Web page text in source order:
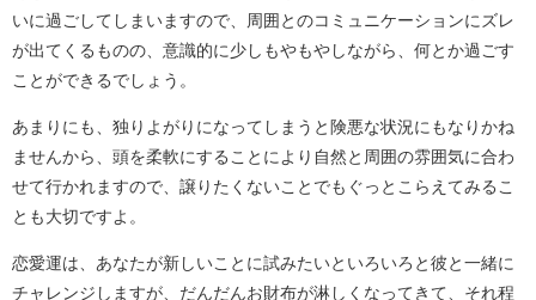
いに過ごしてしまいますので、周囲とのコミュニケーションにズレ
が出てくるものの、意識的に少しもやもやしながら、何とか過ごす
ことができるでしょう。
あまりにも、独りよがりになってしまうと険悪な状況にもなりかね
ませんから、頭を柔軟にすることにより自然と周囲の雰囲気に合わ
せて行かれますので、譲りたくないことでもぐっとこらえてみるこ
とも大切ですよ。
恋愛運は、あなたが新しいことに試みたいといろいろと彼と一緒に
チャレンジしますが、だんだんお財布が淋しくなってきて、それ程